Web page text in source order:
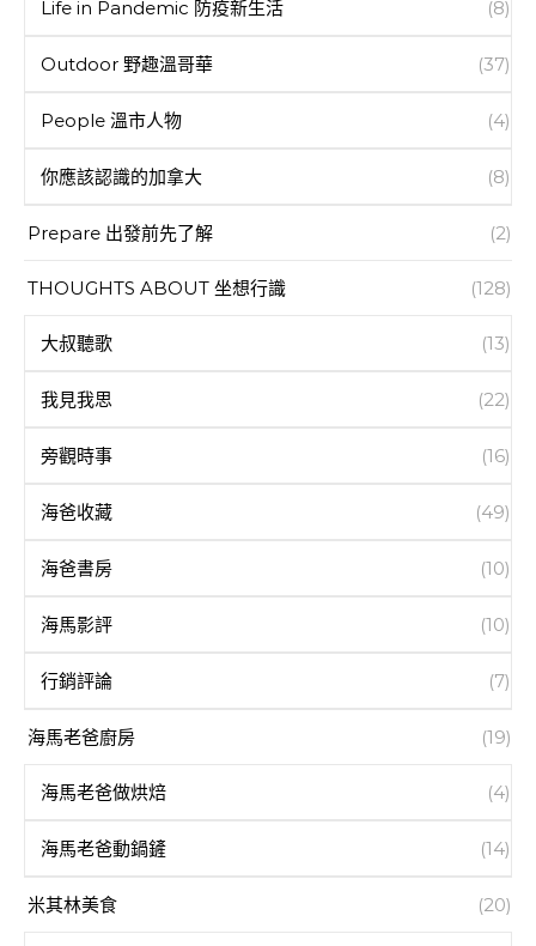
Life in Pandemic 防疫新生活 (8)
Outdoor 野趣溫哥華 (37)
People 溫市人物 (4)
你應該認識的加拿大 (8)
Prepare 出發前先了解 (2)
THOUGHTS ABOUT 坐想行識 (128)
大叔聽歌 (13)
我見我思 (22)
旁觀時事 (16)
海爸收藏 (49)
海爸書房 (10)
海馬影評 (10)
行銷評論 (7)
海馬老爸廚房 (19)
海馬老爸做烘焙 (4)
海馬老爸動鍋鏟 (14)
米其林美食 (20)